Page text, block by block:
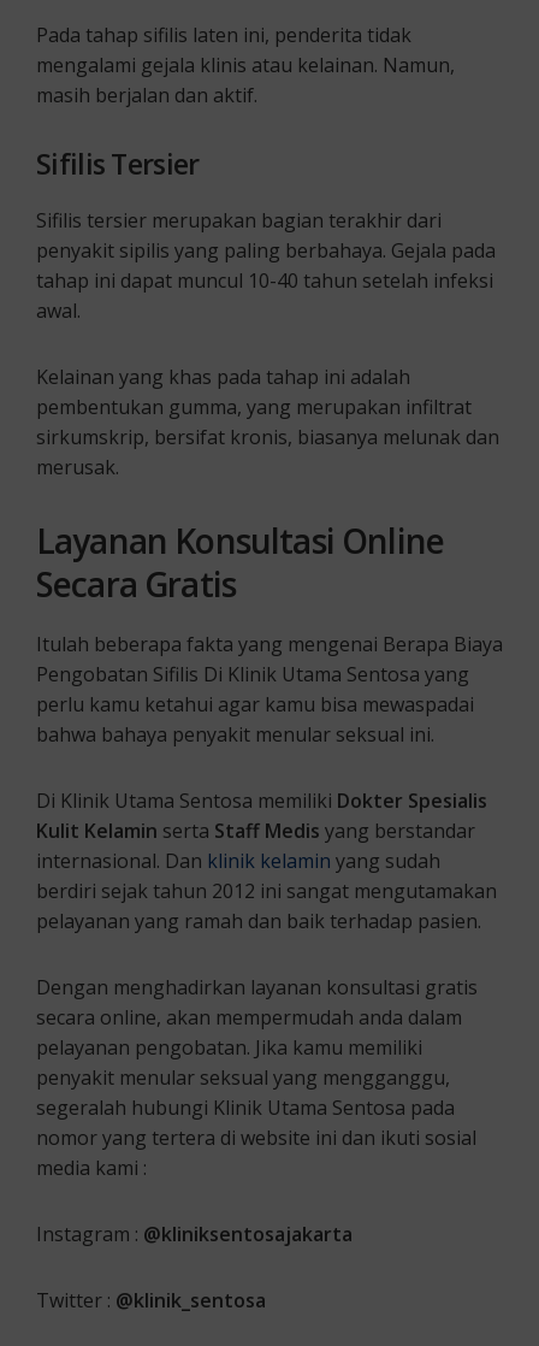
Pada tahap sifilis laten ini, penderita tidak
mengalami gejala klinis atau kelainan. Namun,
masih berjalan dan aktif.
Sifilis Tersier
Sifilis tersier merupakan bagian terakhir dari
penyakit sipilis yang paling berbahaya. Gejala pada
tahap ini dapat muncul 10-40 tahun setelah infeksi
awal.
Kelainan yang khas pada tahap ini adalah
pembentukan gumma, yang merupakan infiltrat
sirkumskrip, bersifat kronis, biasanya melunak dan
merusak.
Layanan Konsultasi Online
Secara Gratis
Itulah beberapa fakta yang mengenai Berapa Biaya
Pengobatan Sifilis Di Klinik Utama Sentosa yang
perlu kamu ketahui agar kamu bisa mewaspadai
bahwa bahaya penyakit menular seksual ini.
Di Klinik Utama Sentosa memiliki Dokter Spesialis
Kulit Kelamin serta Staff Medis yang berstandar
internasional. Dan klinik kelamin yang sudah
berdiri sejak tahun 2012 ini sangat mengutamakan
pelayanan yang ramah dan baik terhadap pasien.
Dengan menghadirkan layanan konsultasi gratis
secara online, akan mempermudah anda dalam
pelayanan pengobatan. Jika kamu memiliki
penyakit menular seksual yang mengganggu,
segeralah hubungi Klinik Utama Sentosa pada
nomor yang tertera di website ini dan ikuti sosial
media kami :
Instagram : @kliniksentosajakarta
Twitter : @klinik_sentosa